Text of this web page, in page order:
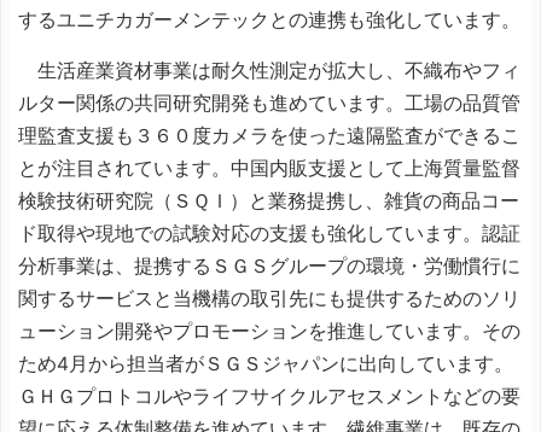
するユニチカガーメンテックとの連携も強化しています。
生活産業資材事業は耐久性測定が拡大し、不織布やフィ
ルター関係の共同研究開発も進めています。工場の品質管
理監査支援も３６０度カメラを使った遠隔監査ができるこ
とが注目されています。中国内販支援として上海質量監督
検験技術研究院（ＳＱＩ）と業務提携し、雑貨の商品コー
ド取得や現地での試験対応の支援も強化しています。認証
分析事業は、提携するＳＧＳグループの環境・労働慣行に
関するサービスと当機構の取引先にも提供するためのソリ
ューション開発やプロモーションを推進しています。その
ため4月から担当者がＳＧＳジャパンに出向しています。
ＧＨＧプロトコルやライフサイクルアセスメントなどの要